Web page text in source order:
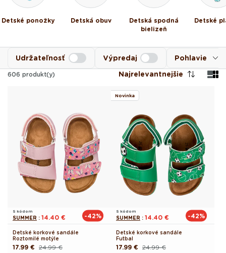
Detské ponožky Detská obuv
Detská spodná
bielizeň
Detské
Pohlavie
Udržateľnosť Výpredaj
606 produkt(y) Najrelevantnejšie
S kódom
SUMMER : 14.40 € -42%
Detské korkové sandále
Roztomilé motýle
Pôvodná24.99 €
Akciová
17.99 €
Novinka
S kódom
SUMMER : 14.40 € -42%
Detské korkové sandále
Futbal
Pôvodná24.99 €
Akciová
17.99 €